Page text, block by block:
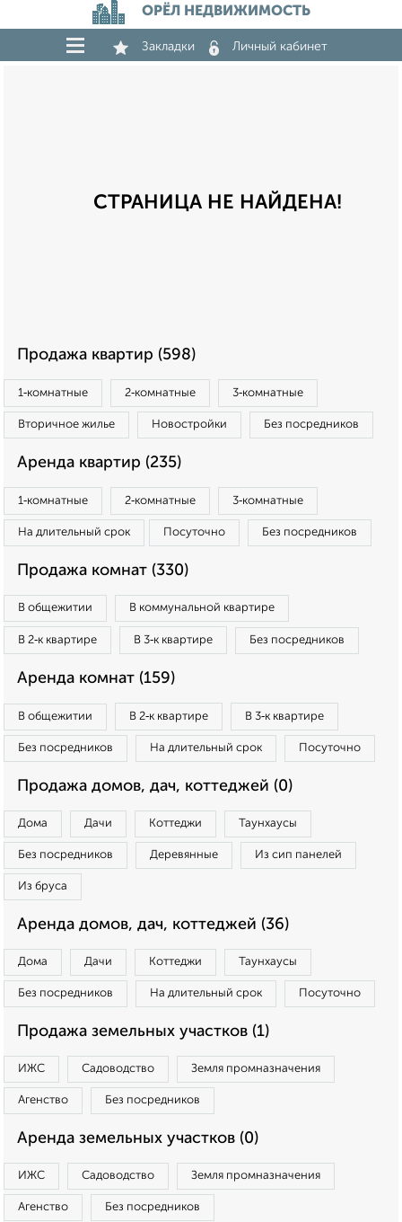
ОРЁЛ НЕДВИЖИМОСТЬ
Закладки Личный кабинет
СТРАНИЦА НЕ НАЙДЕНА!
Продажа квартир (598)
1‑комнатные 2‑комнатные 3‑комнатные
Вторичное жилье Новостройки Без посредников
Аренда квартир (235)
1‑комнатные 2‑комнатные 3‑комнатные
На длительный срок Посуточно Без посредников
Продажа комнат (330)
В общежитии В коммунальной квартире
В 2‑к квартире В 3‑к квартире Без посредников
Аренда комнат (159)
В общежитии В 2‑к квартире В 3‑к квартире
Без посредников На длительный срок Посуточно
Продажа домов, дач, коттеджей (0)
Дома Дачи Коттеджи Таунхаусы
Без посредников Деревянные Из сип панелей
Из бруса
Аренда домов, дач, коттеджей (36)
Дома Дачи Коттеджи Таунхаусы
Без посредников На длительный срок Посуточно
Продажа земельных участков (1)
ИЖС Садоводство Земля промназначения
Агенство Без посредников
Аренда земельных участков (0)
ИЖС Садоводство Земля промназначения
Агенство Без посредников